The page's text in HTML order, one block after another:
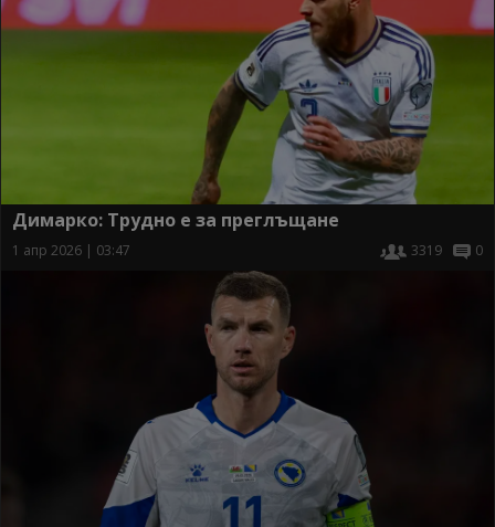
Димарко: Трудно е за преглъщане
1 апр 2026 | 03:47 3319 0